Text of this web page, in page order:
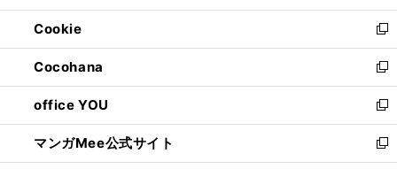
開
く
ウ
で
開
く
ン
ド
ウ
で
開
く
ウ
ィ
ン
ド
ウ
で
開
く
Cookie
新
し
い
ウ
ィ
ン
ド
ウ
Cocohana
新
し
い
ウ
ィ
ン
office YOU
新
し
い
ウ
マンガMee公式サイト
新
し